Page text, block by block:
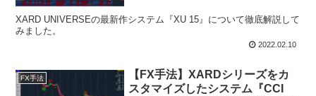
XARD UNIVERSEの最新作システム『XU 15』について徹底解説して
みました。
2022.02.10
FX手法
【FX手法】XARDシリーズをカ
スタマイズしたシステム『CCI